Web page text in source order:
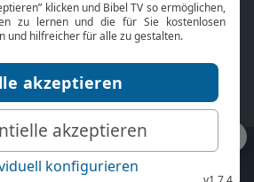
Kontakt
TV-Empfang
Impressum
Datenschutz
Fakten Bibel TV App